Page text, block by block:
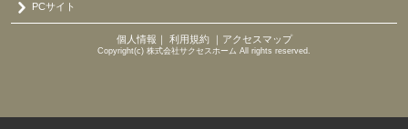
PCサイト
個人情報 ｜ 利用規約｜ アクセスマップ
Copyright(c) 株式会社サクセスホーム All rights reserved.